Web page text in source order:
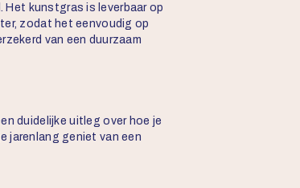
Het kunstgras is leverbaar op
zodat het eenvoudig op
van een duurzaam
duidelijke uitleg over hoe je
jarenlang geniet van een